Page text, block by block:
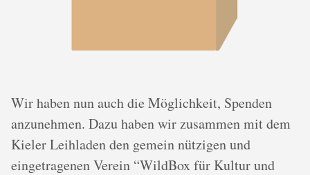
Wir haben nun auch die Möglichkeit, Spenden
anzunehmen. Dazu haben wir zusammen mit dem
Kieler Leihladen den gemein nützigen und
eingetragenen Verein “WildBox für Kultur und